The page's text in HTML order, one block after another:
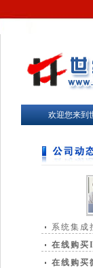
欢迎您来到
系统集成
在线购买
在线购买